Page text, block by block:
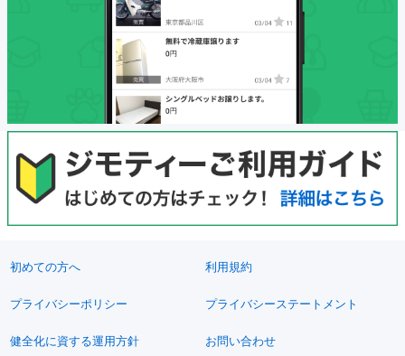
初めての方へ 利用規約
プライバシーポリシー プライバシーステートメント
健全化に資する運用方針 お問い合わせ